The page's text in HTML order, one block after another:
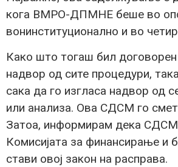
кога ВМРО-ДПМНЕ беше во
вонинституционално и во
Како што тогаш бил договорен
надвор од сите процедури,
сака да го изгласа надвор од
или анализа. Ова СДСМ го
Затоа, информирам дека СДСМ
Комисијата за финансирање и
стави овој закон на расправа.